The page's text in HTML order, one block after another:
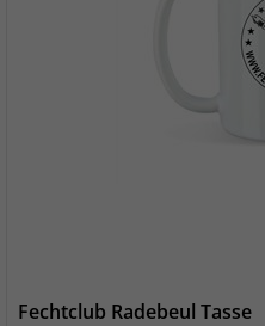
Fechtclub Radebeul Tasse